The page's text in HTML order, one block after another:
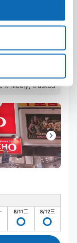
Ekimae
simple
it nicely, trusted
8/11二 8/12三